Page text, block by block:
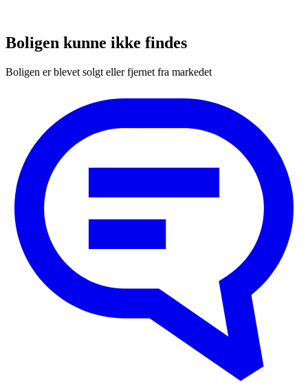
Boligen kunne ikke findes
Boligen er blevet solgt eller fjernet fra markedet